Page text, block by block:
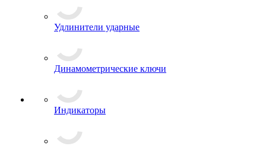
Удлинители ударные
Динамометрические ключи
Индикаторы